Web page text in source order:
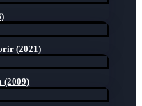
(2021)
(2009)